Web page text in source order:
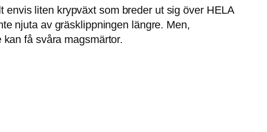
liten krypväxt som breder ut sig över HELA
njuta av gräsklippningen längre. Men,
få svåra magsmärtor.